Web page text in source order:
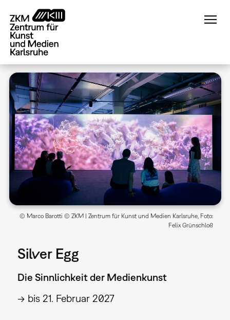
zum
Inhalt
© Marco Barotti © ZKM | Zentrum für Kunst und Medien Karlsruhe, Foto:
Felix Grünschloß
Silver Egg
Die Sinnlichkeit der Medienkunst
→ bis 21. Februar 2027